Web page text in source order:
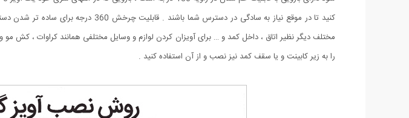
کنید تا در موقع نیاز به سادگی در
مختلف دیگر نظیر اتاق ، داخل کمد و … برای آویزان کردن لوازم و وسایل مختلفی همانند کراوات ، کش مو و
را به زیر کابینت و یا سقف کمد نیز نصب و از آن استفاده کنید .